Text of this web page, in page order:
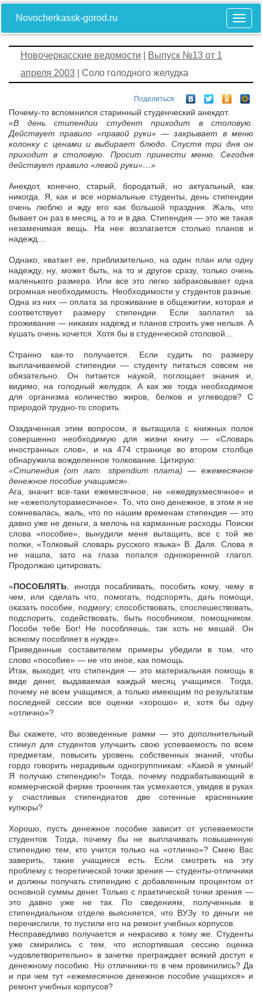
Novocherkassk-gorod.ru
Новочеркасские ведомости
Выпуск №13 от 1
апреля 2003 | Соло голодного желудка
Поделиться
Почему-то вспомнился старинный студенческий анекдот.
«В день стипендии студент приходит в столовую.
Действует правило «правой руки» — закрывает в меню
колонку с ценами и выбирает блюдо. Спустя три дня он
приходит в столовую. Просит принести меню. Сегодня
действует правило «левой руки»…»
Анекдот, конечно, старый, бородатый, но актуальный, как
никогда. Я, как и все нормальные студенты, день стипендии
очень люблю и жду его как большой праздник. Жаль, что
бывает он раз в месяц, а то и в два. Стипендия — это же такая
незаменимая вещь. На нее возлагается столько планов и
надежд…
Однако, хватает ее, приблизительно, на один план или одну
надежду, ну, может быть, на то и другое сразу, только очень
маленького размера. Или все это легко забраковывает одна
огромная необходимость. Необходимости у студентов разные.
Одна из них — оплата за проживание в общежитии, которая и
соответствует размеру стипендии. Если заплатил за
проживание — никаких надежд и планов строить уже нельзя. А
кушать очень хочется. Хотя бы в студенческой столовой…
Странно как-то получается. Если судить по размеру
выплачиваемой стипендии — студенту питаться совсем не
обязательно. Он питается наукой, поглощает знания и,
видимо, на голодный желудок. А как же тогда необходимое
для организма количество жиров, белков и углеводов? С
природой трудно-то спорить.
Озадаченная этим вопросом, я вытащила с книжных полок
совершенно необходимую для жизни книгу — «Словарь
иностранных слов», и на 474 странице во втором столбце
обнаружила вожделенное толкование. Цитирую:
«Стипендия (от лат. stipendium плата) — ежемесячное
денежное пособие учащимся».
Ага, значит все-таки ежемесячное, не «ежедвухмесячное» и
не «ежеполуторамесячное». То, что оно денежное, в этом я не
сомневалась, жаль, что по нашим временам стипендия — это
давно уже не деньги, а мелочь на карманные расходы. Поиски
слова «пособие», вынудили меня вытащить, все с той же
полки, «Толковый словарь русского языка» В. Даля. Слова я
не нашла, зато на глаза попался однокоренной глагол.
Продолжаю цитировать:
«ПОСОБЛЯТЬ, иногда посабливать, пособить кому, чему в
чем, или сделать что, помогать, подспорять, дать помощи,
оказать пособие, подмогу; способствовать, споспешествовать,
подспорить, содействовать, быть пособником, помощником.
Пособи тебе Бог! Не пособляешь, так хоть не мешай. Он
всякому пособляет в нужде».
Приведенные составителем примеры убедили в том, что
слово «пособие» — не что иное, как помощь.
Итак, выходит, что стипендия — это материальная помощь в
виде денег, выдаваемая каждый месяц учащимся. Тогда,
почему не всем учащимся, а только имеющим по результатам
последней сессии все оценки «хорошо» и, хотя бы одну
«отлично»?
Вы скажете, что возведенные рамки — это дополнительный
стимул для студентов улучшить свою успеваемость по всем
предметам, повысить уровень собственных знаний, чтобы
гордо говорить нерадивым одногруппникам: «Какой я умный!
Я получаю стипендию!» Тогда, почему подрабатывающий в
коммерческой фирме троечник так усмехается, увидев в руках
у счастливых стипендиатов две сотенные красненькие
купюры?
Хорошо, пусть денежное пособие зависит от успеваемости
студентов. Тогда, почему бы не выплачивать повышенную
стипендию тем, кто учится только на «отлично»? Смею Вас
заверить, такие учащиеся есть. Если смотреть на эту
проблему с теоретической точки зрения — студенты-отличники
и должны получать стипендию с добавленным процентом от
основной суммы денег. Только с практической точки зрения —
это давно уже не так. По сведениям, полученным в
стипендиальном отделе выясняется, что ВУЗу то деньги не
перечислили, то пустили его на ремонт учебных корпусов.
Несправедливо получается и некрасиво к тому же. Студенты
уже смирились с тем, что испортившая сессию оценка
«удовлетворительно» в зачетке преграждает всякий доступ к
денежному пособию. Но отличники-то в чем провинились? Да
и при чем тут «ежемесячное денежное пособие учащихся» и
ремонт учебных корпусов?